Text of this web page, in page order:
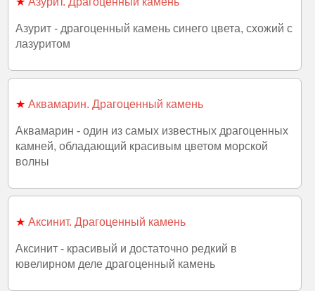
Азурит - драгоценный камень синего цвета, схожий с
лазуритом
★ Аквамарин. Драгоценный камень
Аквамарин - один из самых известных драгоценных
камней, обладающий красивым цветом морской
волны
★ Аксинит. Драгоценный камень
Аксинит - красивый и достаточно редкий в
ювелирном деле драгоценный камень